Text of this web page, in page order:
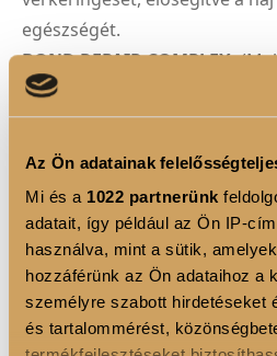
Az Ön adatainak
Mi és a 1022 partnerünk
adatait, így például az Ön IP-
használva, mint a sütik,
hozzáférünk az Ön adataihoz a
személyre szabott hirdetéseket
és tartalommérést,
egészségét.
BOND REPAIR COMPLEX:
Segít helyreállítani a haj
töredezést, erősebbé és
hajszálakat.
Élvezze a professzionális
otthonában a LUXOYA
MASZK-kal!
Használati utasítás:
1. Vigyen fel egy kis